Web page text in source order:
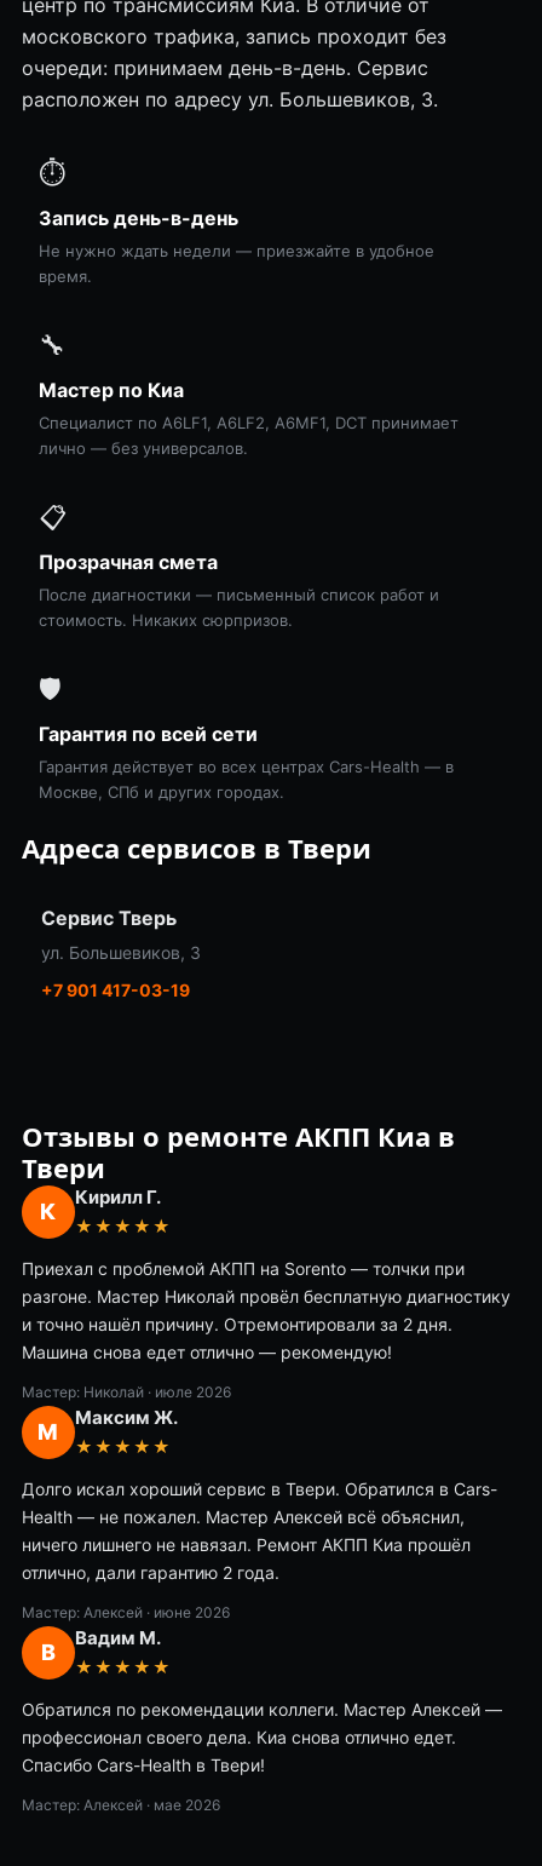
центр по трансмиссиям Киа. В отличие от
московского трафика, запись проходит без
очереди: принимаем день-в-день. Сервис
расположен по адресу ул. Большевиков, 3.
⏱
Запись день-в-день
Не нужно ждать недели — приезжайте в удобное
время.
🔧
Мастер по Киа
Специалист по A6LF1, A6LF2, A6MF1, DCT принимает
лично — без универсалов.
📋
Прозрачная смета
После диагностики — письменный список работ и
стоимость. Никаких сюрпризов.
🛡
Гарантия по всей сети
Гарантия действует во всех центрах Cars-Health — в
Москве, СПб и других городах.
Адреса сервисов в Твери
Сервис Тверь
ул. Большевиков, 3
+7 901 417-03-19
Отзывы о ремонте АКПП Киа в
Твери
К
Кирилл Г.
★★★★★
Приехал с проблемой АКПП на Sorento — толчки при
разгоне. Мастер Николай провёл бесплатную диагностику
и точно нашёл причину. Отремонтировали за 2 дня.
Машина снова едет отлично — рекомендую!
Мастер: Николай · июле 2026
М
Максим Ж.
★★★★★
Долго искал хороший сервис в Твери. Обратился в Cars-
Health — не пожалел. Мастер Алексей всё объяснил,
ничего лишнего не навязал. Ремонт АКПП Киа прошёл
отлично, дали гарантию 2 года.
Мастер: Алексей · июне 2026
В
Вадим М.
★★★★★
Обратился по рекомендации коллеги. Мастер Алексей —
профессионал своего дела. Киа снова отлично едет.
Спасибо Cars-Health в Твери!
Мастер: Алексей · мае 2026